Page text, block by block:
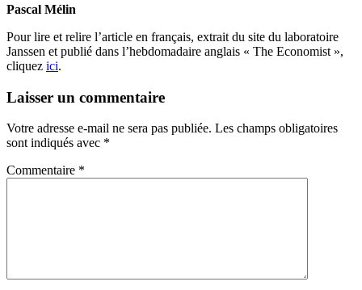
Pascal Mélin
Pour lire et relire l’article en français, extrait du site du laboratoire
Janssen et publié dans l’hebdomadaire anglais « The Economist »,
cliquez ici.
Laisser un commentaire
Votre adresse e-mail ne sera pas publiée. Les champs obligatoires
sont indiqués avec *
Commentaire *